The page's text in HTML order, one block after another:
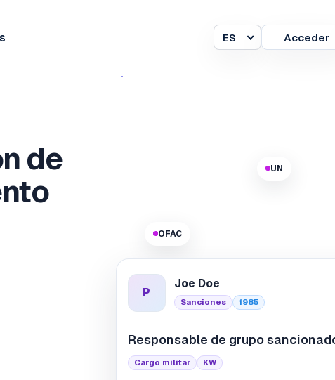
Idioma
ES Acceder
de
OFAC
UN
P
Joe Doe
Sanciones 1985
Responsable de grupo
Cargo militar KW